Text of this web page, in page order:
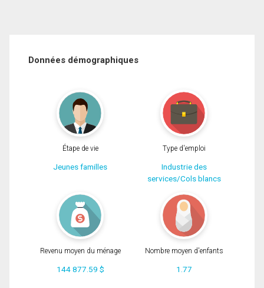
Données démographiques
Étape de vie
Jeunes familles
Type d'emploi
Industrie des
services/Cols blancs
Revenu moyen du ménage
144 877.59 $
Nombre moyen d'enfants
1.77